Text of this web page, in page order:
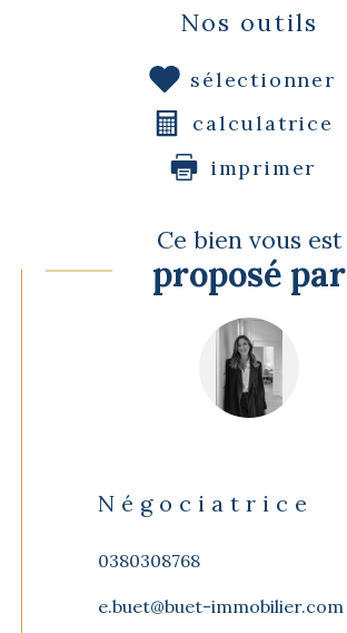
Nos outils
sélectionner
calculatrice
imprimer
Ce bien vous est
proposé par
Négociatrice
0380308768
e.buet@buet-immobilier.com